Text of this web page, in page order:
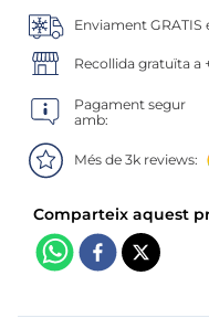
Enviament
Recollida gratuïta a
Pagament segur
amb:
Més de 3k reviews:
9. sushi
10. listísimos